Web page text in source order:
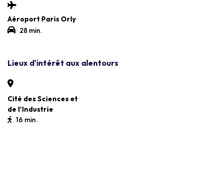
Aéroport Paris Orly
28 min.
Lieux d'intérêt aux alentours
Cité des Sciences et
de l'Industrie
16 min.